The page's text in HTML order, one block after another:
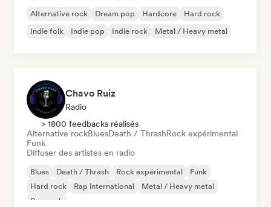
Alternative rock Dream pop Hardcore
Hard rock
Indie folk
Indie pop Indie rock Metal / Heavy metal
Chavo Ruiz
Radio
> 1800 feedbacks réalisés
Alternative rockBluesDeath / ThrashRock expérimental
Funk
Diffuser des artistes en radio
Blues Death / Thrash Rock expérimental
Funk
Hard rock
Rap international
Metal / Heavy metal
Pop rock